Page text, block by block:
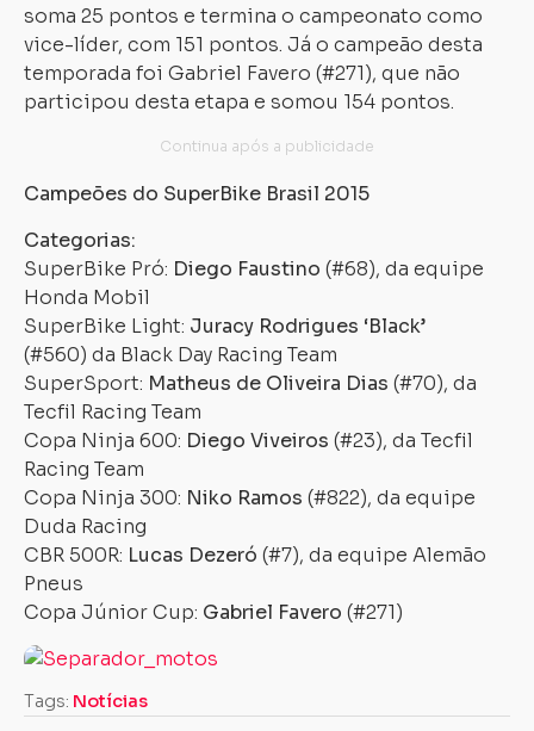
soma 25 pontos e termina o campeonato como
vice-líder, com 151 pontos. Já o campeão desta
temporada foi Gabriel Favero (#271), que não
participou desta etapa e somou 154 pontos.
Campeões do SuperBike Brasil 2015
Categorias:
SuperBike Pró: Diego Faustino (#68), da equipe
Honda Mobil
SuperBike Light: Juracy Rodrigues ‘Black’
(#560) da Black Day Racing Team
SuperSport: Matheus de Oliveira Dias (#70), da
Tecfil Racing Team
Copa Ninja 600: Diego Viveiros (#23), da Tecfil
Racing Team
Copa Ninja 300: Niko Ramos (#822), da equipe
Duda Racing
CBR 500R: Lucas Dezeró (#7), da equipe Alemão
Pneus
Copa Júnior Cup: Gabriel Favero (#271)
Tags: Notícias